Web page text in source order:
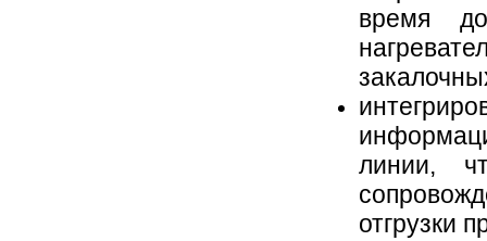
время
линии,
отгрузки